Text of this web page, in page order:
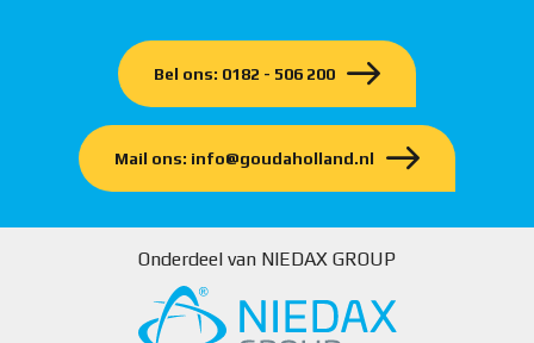
Bel ons: 0182 - 506 200
Mail ons: info@goudaholland.nl
Onderdeel van NIEDAX GROUP